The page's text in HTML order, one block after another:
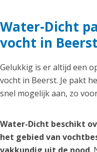
Water-Dicht
vocht in
Gelukkig is er altijd een
vocht in Beerst. Je pakt
snel mogelijk aan, zo
Water-Dicht beschikt
het gebied van